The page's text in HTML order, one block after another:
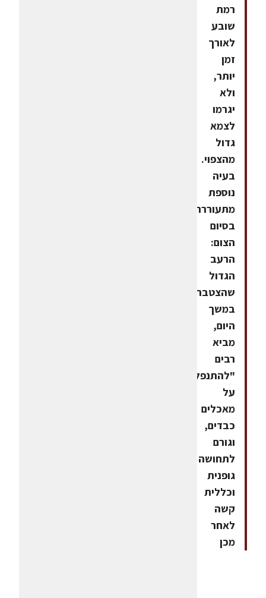
רמת
שובע
לאורך
זמן
יותר,
ולא
יגרמו
לצמא
גדול
מהצפוי.
בעיה
נוספת
מתעוררת
בסיום
הצום:
הרעב
הגדול
שהצטבר
במשך
היום,
מביא
רבים
"להתנפל"
על
מאכלים
כבדים,
וגורם
לתחושה
גופנית
וכללית
קשה
לאחר
מכן